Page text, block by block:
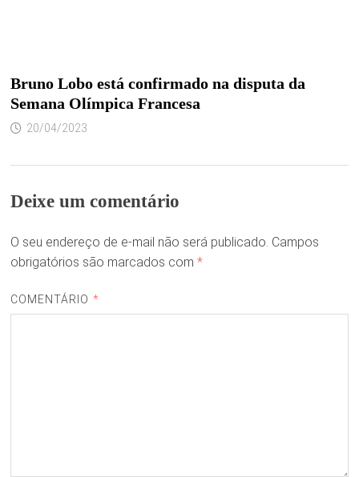
Bruno Lobo está confirmado na disputa da
Semana Olímpica Francesa
20/04/2023
Deixe um comentário
O seu endereço de e-mail não será publicado. Campos
obrigatórios são marcados com *
COMENTÁRIO *